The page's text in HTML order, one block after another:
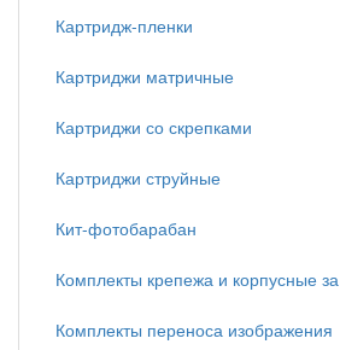
Картридж-пленки
Картриджи матричные
Картриджи со скрепками
Картриджи струйные
Кит-фотобарабан
Комплекты крепежа и корпусные за
Комплекты переноса изображения